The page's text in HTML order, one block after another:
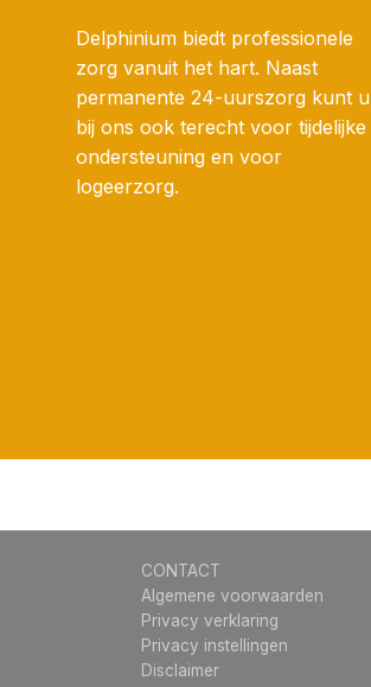
Delphinium biedt professionele
zorg vanuit het hart. Naast
permanente 24-uurszorg kunt u
bij ons ook terecht voor tijdelijke
ondersteuning en voor
logeerzorg.
CONTACT
Algemene voorwaarden
Privacy verklaring
Privacy instellingen
Disclaimer